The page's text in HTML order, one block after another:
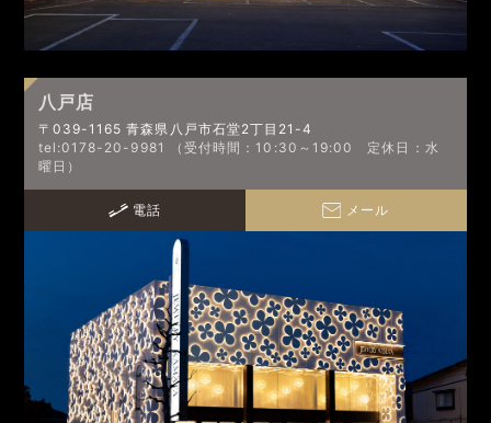
八戸店
〒039-1165 青森県八戸市石堂2丁目21-4
tel:0178-20-9981 （受付時間：10:30～19:00 定休日：水
曜日）
電話 メール